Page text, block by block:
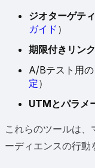
ジオターゲテ
ガイド ）
期限付きリンク
A/Bテスト用の
定）
UTMとパラメ
これらのツールは
ーディエンスの行動